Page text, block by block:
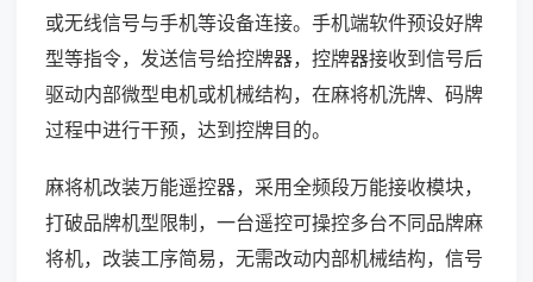
或无线信号与手机等设备连接。手机端软件预设好牌
型等指令，发送信号给控牌器，控牌器接收到信号后
驱动内部微型电机或机械结构，在麻将机洗牌、码牌
过程中进行干预，达到控牌目的。
麻将机改装万能遥控器，采用全频段万能接收模块，
打破品牌机型限制，一台遥控可操控多台不同品牌麻
将机，改装工序简易，无需改动内部机械结构，信号